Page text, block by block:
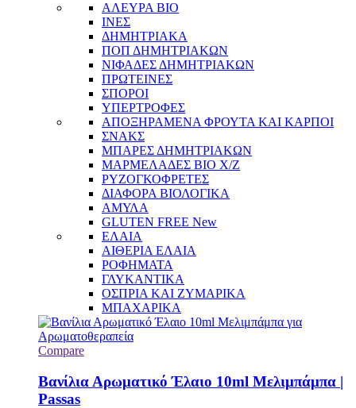
ΑΛΕΥΡΑ BIO
ΙΝΕΣ
ΔΗΜΗΤΡΙΑΚΑ
ΠΟΠ ΔΗΜΗΤΡΙΑΚΩΝ
ΝΙΦΑΔΕΣ ΔΗΜΗΤΡΙΑΚΩΝ
ΠΡΩΤΕΙΝΕΣ
ΣΠΟΡΟΙ
ΥΠΕΡΤΡΟΦΕΣ
ΑΠΟΞΗΡΑΜΕΝΑ ΦΡΟΥΤΑ ΚΑΙ ΚΑΡΠΟΙ
ΣΝΑΚΣ
ΜΠΑΡΕΣ ΔΗΜΗΤΡΙΑΚΩΝ
ΜΑΡΜΕΛΑΔΕΣ BIO Χ/Ζ
ΡΥΖΟΓΚΟΦΡΕΤΕΣ
ΔΙΑΦΟΡΑ ΒΙΟΛΟΓΙΚΑ
ΑΜΥΛΑ
GLUTEN FREE New
ΕΛΑΙΑ
ΑΙΘΕΡΙΑ ΕΛΑΙΑ
ΡΟΦΗΜΑΤΑ
ΓΛΥΚΑΝΤΙΚΑ
ΟΣΠΡΙΑ ΚΑΙ ΖΥΜΑΡΙΚΑ
ΜΠΑΧΑΡΙΚΑ
Compare
Βανίλια Αρωματικό Έλαιο 10ml Μελιμπάμπα |
Passas